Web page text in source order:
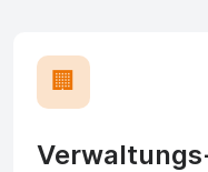
🏢